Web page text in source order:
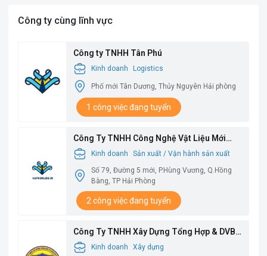
Công ty cùng lĩnh vực
Công ty TNHH Tân Phú
Kinh doanh Logistics
Phố mới Tân Dương, Thủy Nguyên Hải phòng
1 công việc đang tuyển
Công Ty TNHH Công Nghệ Vật Liệu Mới
Babysbreath
Kinh doanh
Sản xuất / Vận hành sản xuất
Số 79, Đường 5 mới, P.Hùng Vương, Q.Hồng
Bàng, TP Hải Phòng
2 công việc đang tuyển
Công Ty TNHH Xây Dựng Tổng Hợp & DVBV
Thăng Long
Kinh doanh
Xây dựng